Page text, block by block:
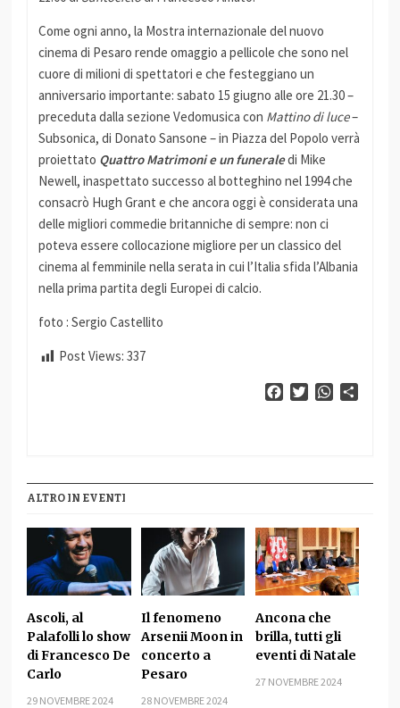
Come ogni anno, la Mostra internazionale del nuovo
cinema di Pesaro rende omaggio a pellicole che sono nel
cuore di milioni di spettatori e che festeggiano un
anniversario importante: sabato 15 giugno alle ore 21.30 –
preceduta dalla sezione Vedomusica con Mattino di luce–
Subsonica, di Donato Sansone – in Piazza del Popolo verrà
proiettato Quattro Matrimoni e un funeraledi Mike
Newell, inaspettato successo al botteghino nel 1994 che
consacrò Hugh Grant e che ancora oggi è considerata una
delle migliori commedie britanniche di sempre: non ci
poteva essere collocazione migliore per un classico del
cinema al femminile nella serata in cui l’Italia sfida l’Albania
nella prima partita degli Europei di calcio.
foto : Sergio Castellito
Post Views: 337
FacebookTwitterWhatsApp
ALTRO IN EVENTI
Ascoli, al
Palafolli lo show
di Francesco De
Carlo
29 NOVEMBRE 2024
Il fenomeno
Arsenii Moon in
concerto a
Pesaro
28 NOVEMBRE 2024
Ancona che
brilla, tutti gli
eventi di Natale
27 NOVEMBRE 2024